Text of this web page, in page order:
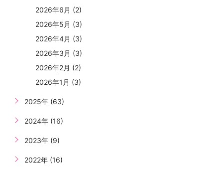
2026年6月 (2)
2026年5月 (3)
2026年4月 (3)
2026年3月 (3)
2026年2月 (2)
2026年1月 (3)
2025年 (63)
2024年 (16)
2023年 (9)
2022年 (16)